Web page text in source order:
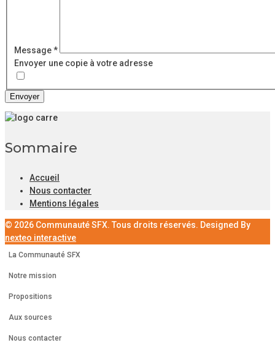
Message*
Envoyer une copie à votre adresse
Envoyer
Sommaire
Accueil
Nous contacter
Mentions légales
© 2026 Communauté SFX. Tous droits réservés. Designed By
nexteo interactive
La Communauté SFX
Notre mission
Propositions
Aux sources
Nous contacter